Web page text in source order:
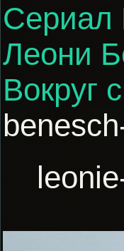
Сериал
Леони
Вокруг